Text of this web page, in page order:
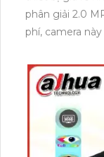
DAHUA DH-
NÉT
1,050,000 ₫
Camera IP